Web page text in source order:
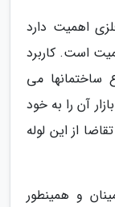
اهمیت دارد
است. کاربرد
ساختمانها می
آن را به خود
از این لوله
و همینطور